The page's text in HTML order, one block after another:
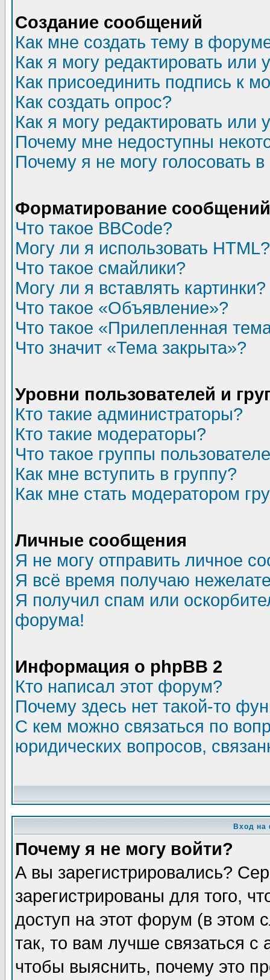
Создание сообщений
Как мне создать тему в
Как я могу редактировать или
Как присоединить подпись к
Как создать опрос?
Как я могу редактировать или
Почему мне недоступны
Почему я не могу голосовать
Форматирование
Что такое BBCode?
Могу ли я использовать HTML?
Что такое смайлики?
Могу ли я вставлять картинки?
Что такое «Объявление»?
Что такое «Прилепленная
Что значит «Тема закрыта»?
Уровни пользователей и
Кто такие администраторы?
Кто такие модераторы?
Что такое группы
Как мне вступить в группу?
Как мне стать модератором
Личные сообщения
Я не могу отправить личное
Я всё время получаю
Я получил спам или
форума!
Информация о phpBB 2
Кто написал этот форум?
Почему здесь нет такой-то
С кем можно связаться по
юридических вопросов,
Вход на
Почему я не могу войти?
А вы зарегистрировались?
зарегистрированы для того,
доступ на этот форум (в этом
так, то вам лучше связаться
чтобы выяснить, почему это